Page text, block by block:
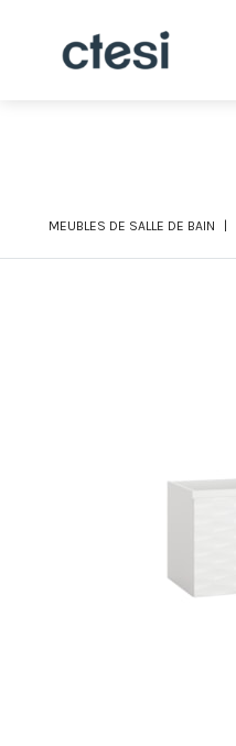
MEUBLES DE SALLE DE BAIN